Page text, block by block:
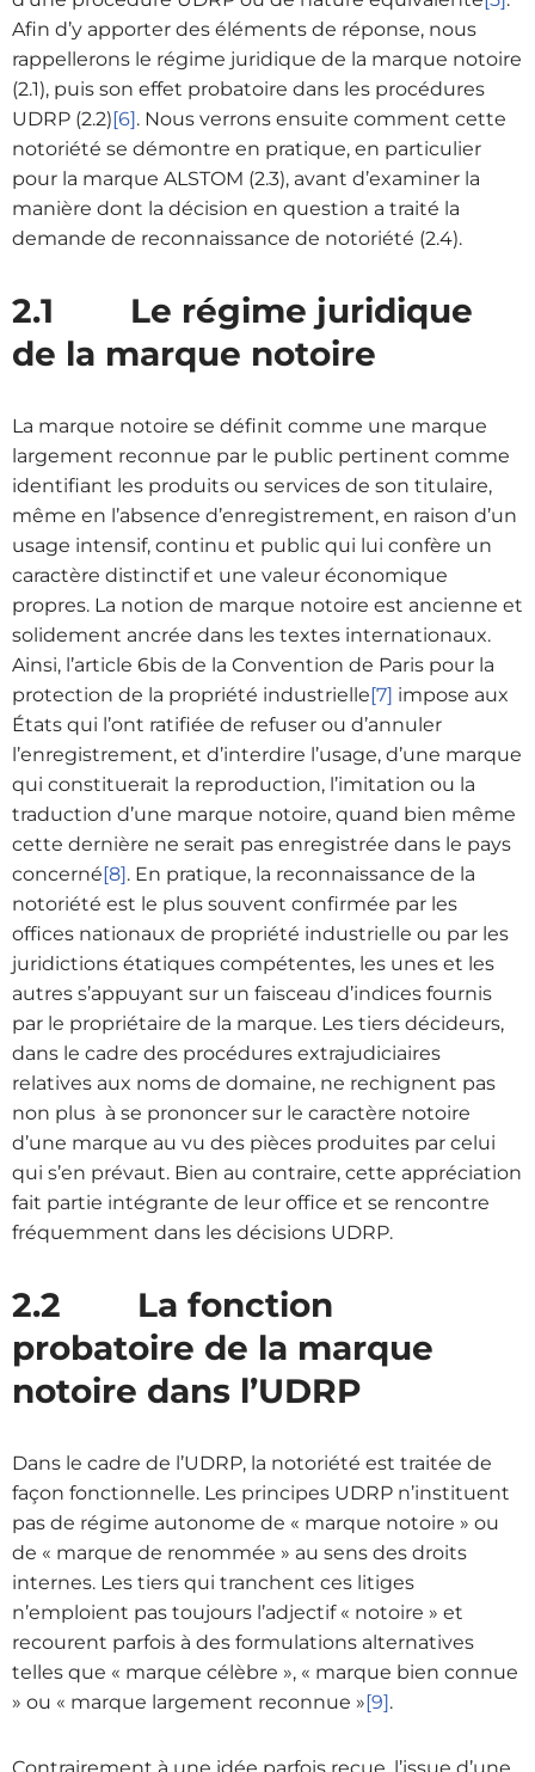
Afin d’y apporter des éléments de réponse, nous
rappellerons le régime juridique de la marque notoire
(2.1), puis son effet probatoire dans les procédures
UDRP (2.2) [6] . Nous verrons ensuite comment cette
notoriété se démontre en pratique, en particulier
pour la marque ALSTOM (2.3), avant d’examiner la
manière dont la décision en question a traité la
demande de reconnaissance de notoriété (2.4).
2.1 Le régime juridique
de la marque notoire
La marque notoire se définit comme une marque
largement reconnue par le public pertinent comme
identifiant les produits ou services de son titulaire,
même en l’absence d’enregistrement, en raison d’un
usage intensif, continu et public qui lui confère un
caractère distinctif et une valeur économique
propres. La notion de marque notoire est ancienne et
solidement ancrée dans les textes internationaux.
Ainsi, l’article 6bis de la Convention de Paris pour la
protection de la propriété industrielle [7] impose aux
États qui l’ont ratifiée de refuser ou d’annuler
l’enregistrement, et d’interdire l’usage, d’une marque
qui constituerait la reproduction, l’imitation ou la
traduction d’une marque notoire, quand bien même
cette dernière ne serait pas enregistrée dans le pays
concerné [8] . En pratique, la reconnaissance de la
notoriété est le plus souvent confirmée par les
offices nationaux de propriété industrielle ou par les
juridictions étatiques compétentes, les unes et les
autres s’appuyant sur un faisceau d’indices fournis
par le propriétaire de la marque. Les tiers décideurs,
dans le cadre des procédures extrajudiciaires
relatives aux noms de domaine, ne rechignent pas
non plus à se prononcer sur le caractère notoire
d’une marque au vu des pièces produites par celui
qui s’en prévaut. Bien au contraire, cette appréciation
fait partie intégrante de leur office et se rencontre
fréquemment dans les décisions UDRP.
2.2 La fonction
probatoire de la marque
notoire dans l’UDRP
Dans le cadre de l’UDRP, la notoriété est traitée de
façon fonctionnelle. Les principes UDRP n’instituent
pas de régime autonome de « marque notoire » ou
de « marque de renommée » au sens des droits
internes. Les tiers qui tranchent ces litiges
n’emploient pas toujours l’adjectif « notoire » et
recourent parfois à des formulations alternatives
telles que « marque célèbre », « marque bien connue
» ou « marque largement reconnue » [9] .